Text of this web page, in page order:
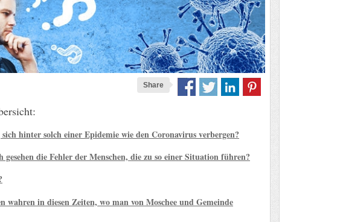
Share
hinter solch einer Epidemie wie den Coronavirus verbergen?
gesehen die Fehler der Menschen, die zu so einer Situation führen?
wahren in diesen Zeiten, wo man von Moschee und Gemeinde